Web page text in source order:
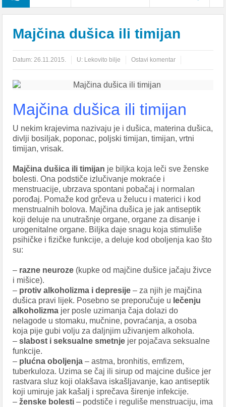
Majčina dušica ili timijan
Datum:26.11.2015. U: Lekovito bilje Ostavi komentar
Majčina dušica ili timijan
U nekim krajevima nazivaju je i dušica, materina dušica,
divlji bosiljak, poponac, poljski timijan, timijan, vrtni
timijan, vrisak.
Majčina dušica ili timijan je biljka koja leči sve ženske
bolesti. Ona podstiče izlučivanje mokraće i
menstruacije, ubrzava spontani pobačaj i normalan
porođaj. Pomaže kod grčeva u želucu i materici i kod
menstrualnih bolova. Majčina dušica je jak antiseptik
koji deluje na unutrašnje organe, organe za disanje i
urogenitalne organe. Biljka daje snagu koja stimuliše
psihičke i fizičke funkcije, a deluje kod oboljenja kao što
su:
– razne neuroze (kupke od majčine dušice jačaju živce
i mišice).
– protiv alkoholizma i depresije – za njih je majčina
dušica pravi lijek. Posebno se preporučuje u lečenju
alkoholizma jer posle uzimanja čaja dolazi do
nelagode u stomaku, mučnine, povraćanja, a osoba
koja pije gubi volju za daljnjim uživanjem alkohola.
–slabost i seksualne smetnje jer pojačava seksualne
funkcije.
– plućna oboljenja – astma, bronhitis, emfizem,
tuberkuloza. Uzima se čaj ili sirup od majcine dušice jer
rastvara sluz koji olakšava iskašljavanje, kao antiseptik
koji umiruje jak kašalj i sprečava širenje infekcije.
–ženske bolesti – podstiče i reguliše menstruaciju, ima